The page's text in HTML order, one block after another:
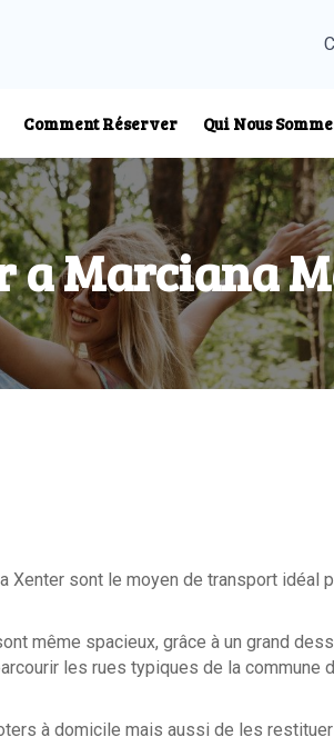
Comment Réserver Qui Nous
a Marciana
Xenter sont le moyen de transport
même spacieux, grâce à un grand
les rues typiques de la commune
à domicile mais aussi de les